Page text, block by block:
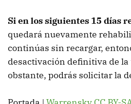
Si en los siguientes 15 días
quedará nuevamente
continúas sin recargar,
desactivación definitiva de la
obstante, podrás solicitar la